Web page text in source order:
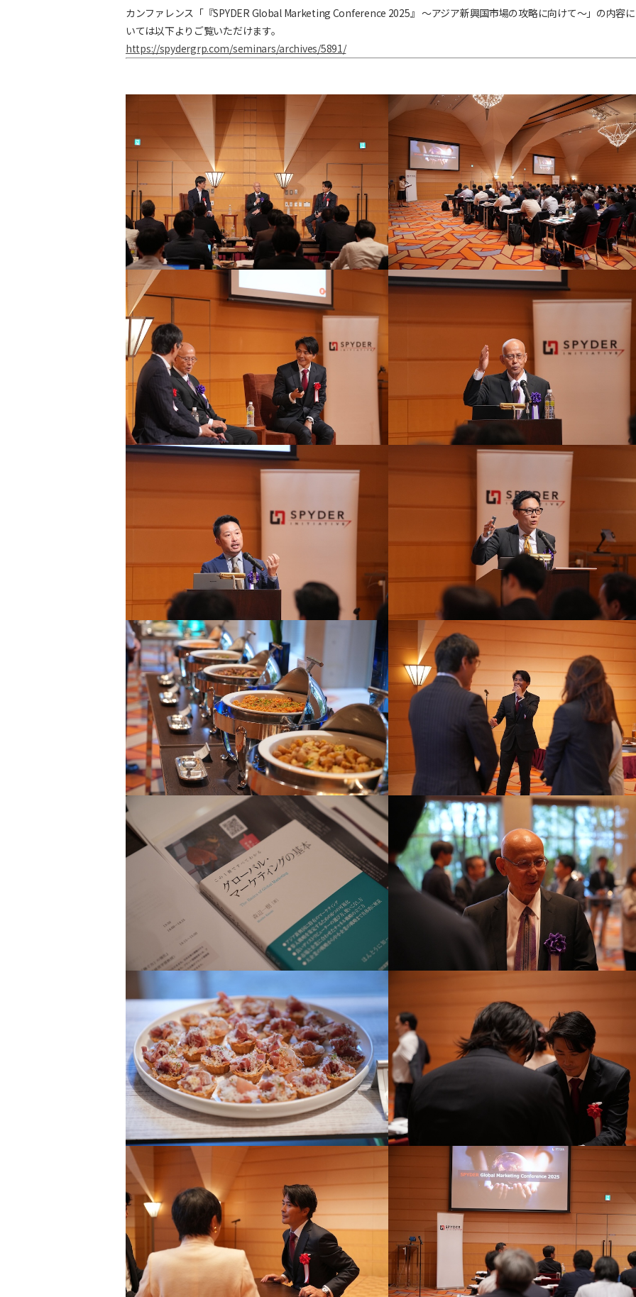
カンファレンス「『SPYDER Global Marketing Conference 2025』 〜アジア新興国市場の攻略に向けて〜」の内容
いては以下よりご覧いただけます。
https://spydergrp.com/seminars/archives/5891/